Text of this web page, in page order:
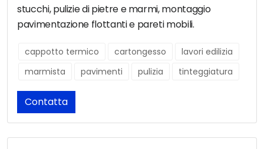
stucchi, pulizie di pietre e marmi, montaggio
pavimentazione flottanti e pareti mobili.
cappotto termico cartongesso
lavori edilizia
marmista
pavimenti pulizia tinteggiatura
Contatta